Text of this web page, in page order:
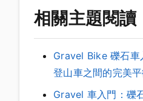
相關主題閱讀
Gravel Bike 礫石車
登山車之間的完美
Gravel 車入門：礫